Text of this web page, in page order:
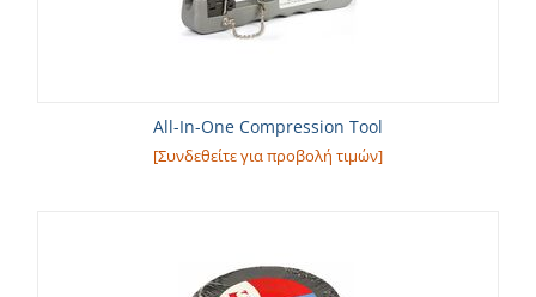
All-In-One Compression Tool
[Συνδεθείτε για προβολή τιμών]